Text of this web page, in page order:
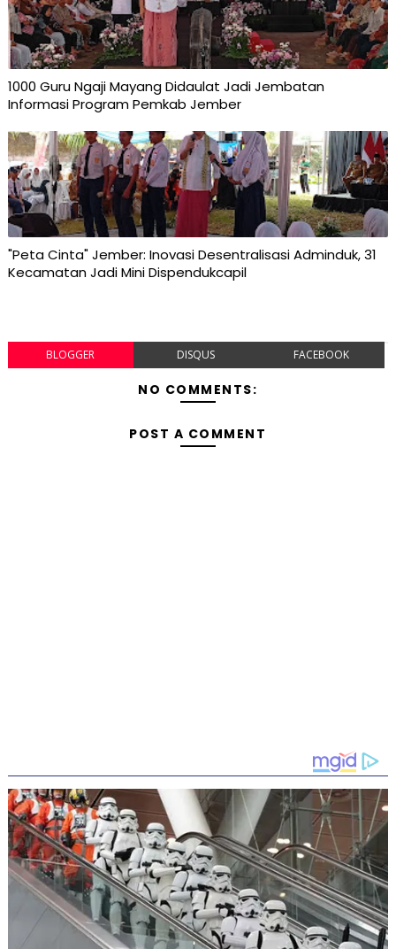
1000 Guru Ngaji Mayang Didaulat Jadi Jembatan
Informasi Program Pemkab Jember
"Peta Cinta" Jember: Inovasi Desentralisasi Adminduk, 31
Kecamatan Jadi Mini Dispendukcapil
BLOGGER DISQUS FACEBOOK
NO COMMENTS:
POST A COMMENT